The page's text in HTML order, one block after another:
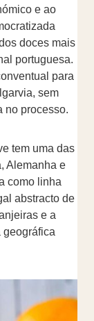
e ao
doces mais
portuguesa.
para
sem
no processo.
tem uma das
Alemanha e
como linha
abstracto de
e a
geográfica